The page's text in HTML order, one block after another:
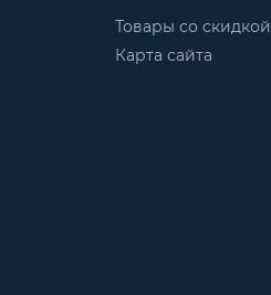
Товары со скидкой
Карта сайта